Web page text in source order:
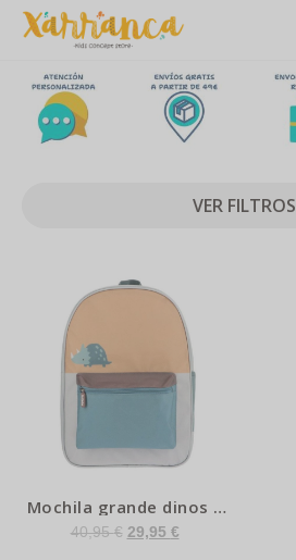
VER FILTROS
Mochila grande dinos –
Tutete
40,95€ 29,95 €